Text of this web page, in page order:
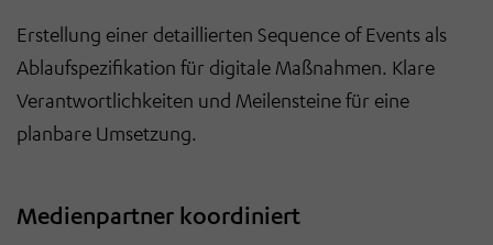
Erstellung einer detaillierten Sequence of Events als
Ablaufspezifikation für digitale Maßnahmen. Klare
Verantwortlichkeiten und Meilensteine für eine
planbare Umsetzung.
Medienpartner koordiniert